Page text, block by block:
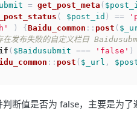
= get_post_meta (
( $post_id ) ==
) { Baidu_common :: post (
发布失败的自定义栏目
if ( $Baidusubmit === 'false' )
:: post ( $_url ,
判断值是否为 false，主要是为